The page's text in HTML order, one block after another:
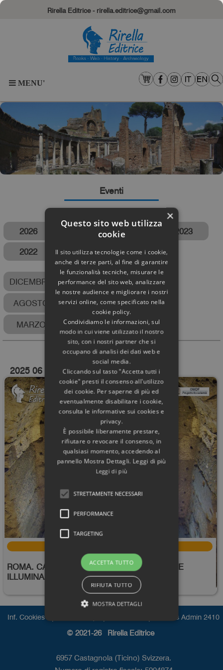
Rirella Editrice - rirella.editrice@gmail.com
MENU'
Eventi
2026 2024
2023
2022
2021 2017
DICEMBRE NOVEMBRE
SETTEMBRE
AGOSTO
GIUGNO
MAGGIO
MARZO
FEBBRAIO GENNAIO
2025 06
ROMA. CASTEL SANT'ANGELO. LE MAGICHE
ILLUMINAZIONI DEL SOLSTIZIO ESTIVO.
Inf. Cookies| Press Admin 2410
© 2021-26 Rirella Editrice
6957 Castagnola (Ticino) Svizzera.
×
Questo sito web utilizza
cookie
Il sito utilizza tecnologie come i cookie,
anche di terze parti, al fine di garantire
le funzionalità tecniche, misurare le
performance del sito web, analizzare
le nostre audience e migliorare i nostri
servizi online, come specificato nella
cookie policy.
Condividiamo le informazioni, sul
modo in cui viene utilizzato il nostro
sito, con i nostri partner che si
occupano di analisi dei dati web e
social media.
Cliccando sul tasto "Accetta tutti i
cookie" presti il consenso all'utilizzo
dei cookie. Per saperne di più ed
eventualmente disabilitare i cookie,
consulta le informative sui cookies e
privacy.
È possibile liberamente prestare,
rifiutare o revocare il consenso, in
qualsiasi momento, accedendo al
pannello Mostra Dettagli. Leggi di più
Leggi di più
STRETTAMENTE NECESSARI
PERFORMANCE
TARGETING
ACCETTA TUTTO
RIFIUTA TUTTO
MOSTRA DETTAGLI